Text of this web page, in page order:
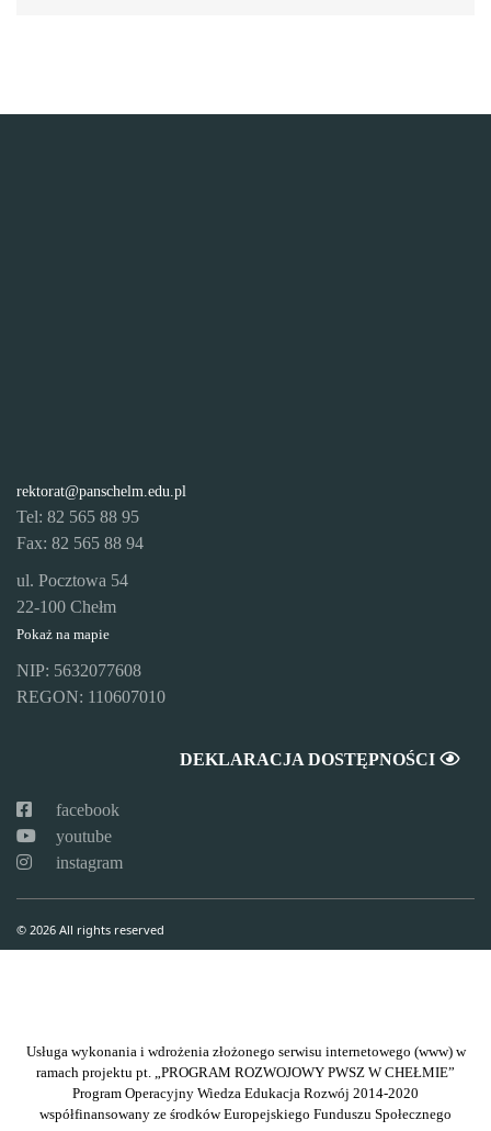
rektorat@panschelm.edu.pl
Tel: 82 565 88 95
Fax: 82 565 88 94
ul. Pocztowa 54
22-100 Chełm
Pokaż na mapie
NIP: 5632077608
REGON: 110607010
DEKLARACJA DOSTĘPNOŚCI
facebook
youtube
instagram
© 2026 All rights reserved
Usługa wykonania i wdrożenia złożonego serwisu internetowego (www) w
ramach projektu pt. „PROGRAM ROZWOJOWY PWSZ W CHEŁMIE”
Program Operacyjny Wiedza Edukacja Rozwój 2014-2020
współfinansowany ze środków Europejskiego Funduszu Społecznego